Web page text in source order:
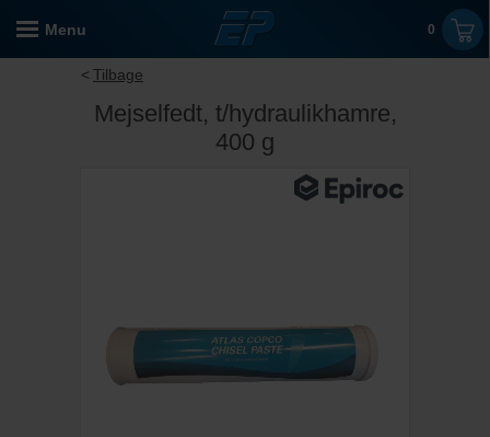
Menu 0
Tilbage
Mejselfedt, t/hydraulikhamre,
400 g